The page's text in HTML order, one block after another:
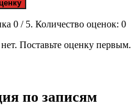
0 / 5. Количество оценок: 0
Поставьте оценку первым.
по записям